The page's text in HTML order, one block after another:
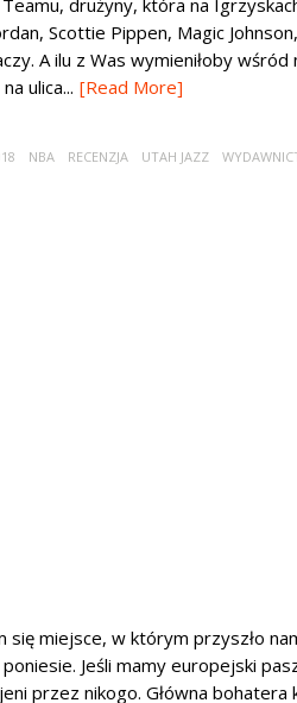
drużyny, która na
Scottie Pippen, Magic
A ilu z Was wymieniłoby wśród
ulica... [Read More]
NBA RECENZJA UTAH JAZZ
się miejsce, w którym przyszło
Jeśli mamy europejski
przez nikogo. Główna bohatera